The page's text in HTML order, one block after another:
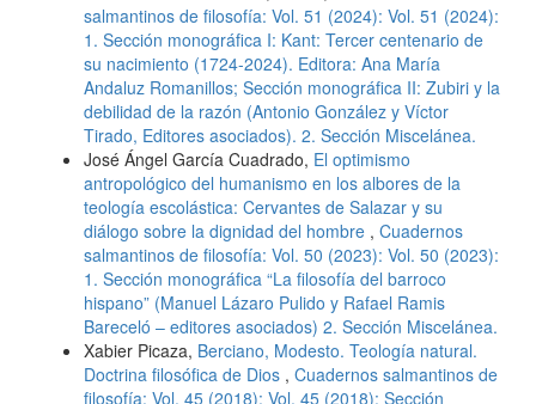
salmantinos de filosofía: Vol. 51 (2024): Vol. 51 (2024):
1. Sección monográfica I: Kant: Tercer centenario de
su nacimiento (1724-2024). Editora: Ana María
Andaluz Romanillos; Sección monográfica II: Zubiri y la
debilidad de la razón (Antonio González y Víctor
Tirado, Editores asociados). 2. Sección Miscelánea.
José Ángel García Cuadrado, El optimismo
antropológico del humanismo en los albores de la
teología escolástica: Cervantes de Salazar y su
diálogo sobre la dignidad del hombre , Cuadernos
salmantinos de filosofía: Vol. 50 (2023): Vol. 50 (2023):
1. Sección monográfica “La filosofía del barroco
hispano” (Manuel Lázaro Pulido y Rafael Ramis
Bareceló – editores asociados) 2. Sección Miscelánea.
Xabier Picaza, Berciano, Modesto. Teología natural.
Doctrina filosófica de Dios , Cuadernos salmantinos de
filosofía: Vol. 45 (2018): Vol. 45 (2018): Sección